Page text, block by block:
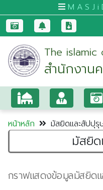
หน้า
หลัก
มัสยิด
และ
สัป
ปุ
รุษ
กระบี่
ขอนแก่น
The
suratthani
สำนักงาน
อิสลามปร
สุราษฎร์ธ
หน้าหลัก มัสยิดและสัปปุรุ
มัสยิ